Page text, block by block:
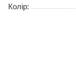
Колір: